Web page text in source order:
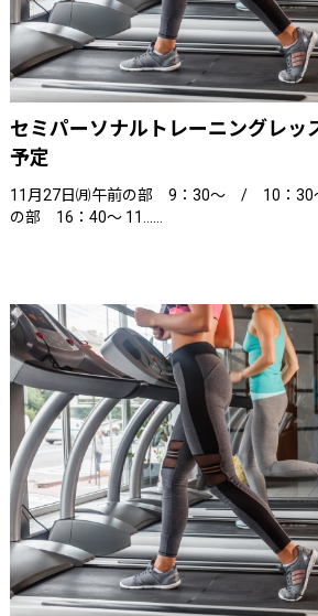
セミパーソナルトレーニングレッ
予定
11月27日㈪午前の部 9：30～ / 10：
の部 16：40～ 11……